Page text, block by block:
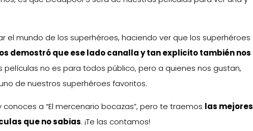
el mundo de los superhéroes, haciendo ver que los superhéroes
demostró que ese lado canalla y tan explicito también nos
películas no es para todos público, pero a quienes nos gustan,
de nuestros superhéroes favoritos.
a “El mercenario bocazas”, pero te traemos las mejores
que no sabias. ¡Te las contamos!